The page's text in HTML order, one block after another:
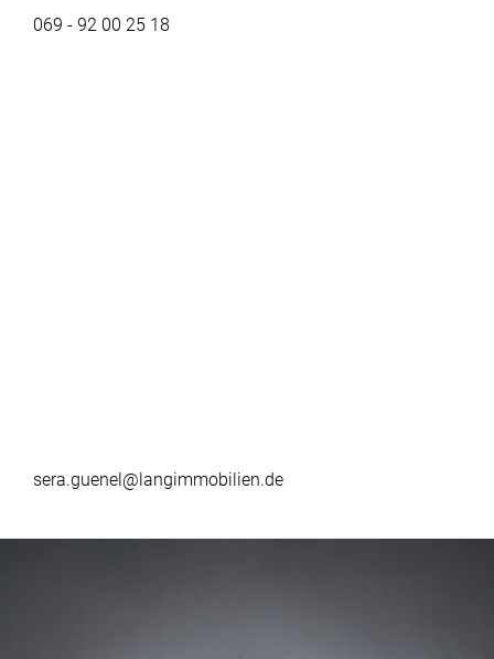
069 - 92 00 25 18
sera.guenel@langimmobilien.de